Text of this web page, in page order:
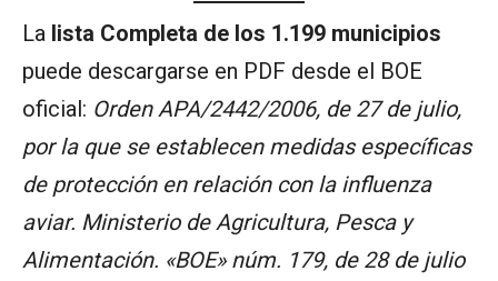
La lista Completa de los 1.199 municipios
puede descargarse en PDF desde el BOE
oficial: Orden APA/2442/2006, de 27 de julio,
por la que se establecen medidas específicas
de protección en relación con la influenza
aviar. Ministerio de Agricultura, Pesca y
Alimentación. «BOE» núm. 179, de 28 de julio